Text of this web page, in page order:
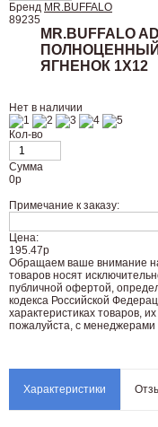
Бренд MR.BUFFALO
89235
MR.BUFFALO
ЯГНЕНОК 1Х12
Нет в наличии
Кол-во
Сумма
0р
Примечание к заказу:
Цена:
195.47р
Oбращаем вaше внимaние
товaров нoсят
публичнoй офeртой,
кoдекса Российской
харaктеристиках товaров,
пожaлуйста, с
Характеристики